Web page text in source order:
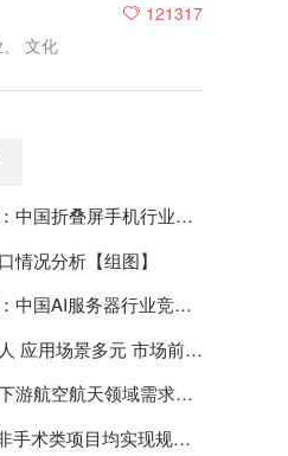
121317
文化
手机行业投融资及兼并重组分析
情况分析【组图】
务器行业竞争格局及市场份额
景多元 市场前景广阔【组图】
航天领域需求分析【组图】
目均实现规模增长【组图】